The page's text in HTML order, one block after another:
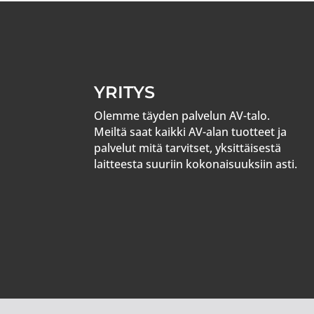
YRITYS
Olemme täyden palvelun AV-talo.
Meiltä saat kaikki AV-alan tuotteet ja
palvelut mitä tarvitset, yksittäisestä
laitteesta suuriin kokonaisuuksiin asti.